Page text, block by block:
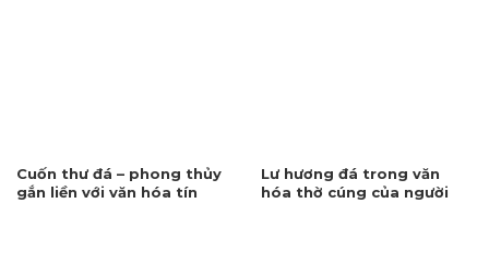
Cuốn thư đá – phong thủy
gắn liền với văn hóa tín
Lư hương đá trong văn
hóa thờ cúng của người